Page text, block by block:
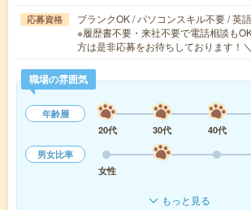
応募資格
ブランクOK / パソコンスキル不要 / 英
※履歴書不要・来社不要で電話相談も
方は是非応募をお待ちしております！
職場の雰囲気
年齢層
20代
30代 40代
男女比率
女性
もっと見る